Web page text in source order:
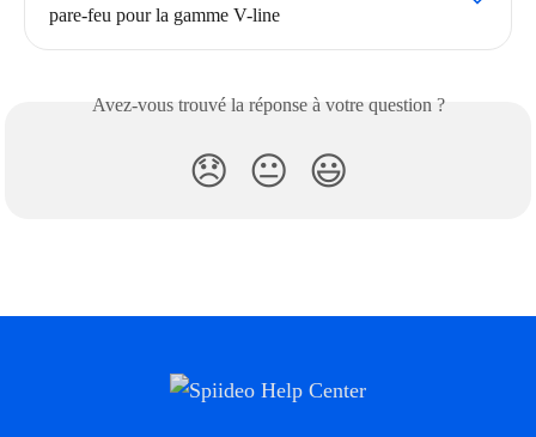
pare-feu pour la gamme V-line
Avez-vous trouvé la réponse à votre question ?
😞 😐 😃